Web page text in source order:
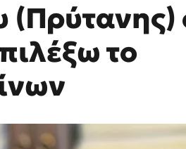
(Πρύτανης)
το